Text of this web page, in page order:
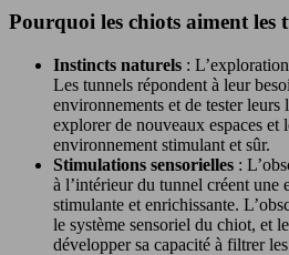
Pourquoi les chiots aiment les
Instincts naturels :
Les tunnels répondent à leur
environnements et de tester
explorer de nouveaux espaces et
environnement stimulant et sûr.
Stimulations sensorielles :
à l’intérieur du tunnel créent une
stimulante et enrichissante.
le système sensoriel du chiot, et
développer sa capacité à filtrer